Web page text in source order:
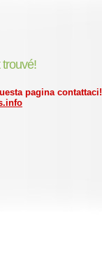
pagina contattaci!